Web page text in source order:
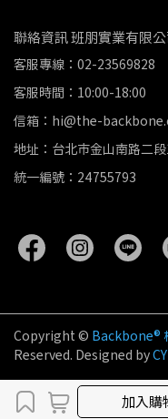
加入購
聯絡資訊 班朋實業有限公
客服專線：02-23569828
客服時間：10:00-18:00
信箱：hi@the-
地址：台北市金山南路二
統一編號：24755793
Copyright © Backbone®
Reserved. Designed by